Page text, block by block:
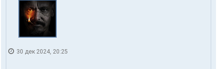
30 дек 2024, 20:25